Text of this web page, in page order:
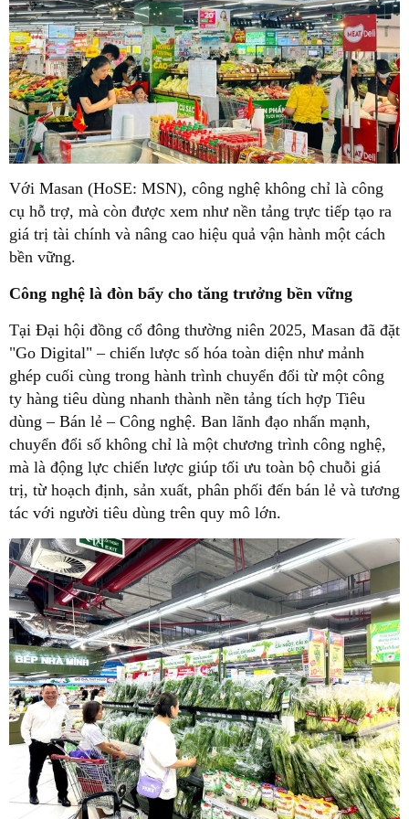
Với Masan (HoSE: MSN), công nghệ không chỉ là công
cụ hỗ trợ, mà còn được xem như nền tảng trực tiếp tạo ra
giá trị tài chính và nâng cao hiệu quả vận hành một cách
bền vững.
Công nghệ là đòn bẩy cho tăng trưởng bền vững
Tại Đại hội đồng cổ đông thường niên 2025, Masan đã đặt
"Go Digital" – chiến lược số hóa toàn diện như mảnh
ghép cuối cùng trong hành trình chuyển đổi từ một công
ty hàng tiêu dùng nhanh thành nền tảng tích hợp Tiêu
dùng – Bán lẻ – Công nghệ. Ban lãnh đạo nhấn mạnh,
chuyển đổi số không chỉ là một chương trình công nghệ,
mà là động lực chiến lược giúp tối ưu toàn bộ chuỗi giá
trị, từ hoạch định, sản xuất, phân phối đến bán lẻ và tương
tác với người tiêu dùng trên quy mô lớn.